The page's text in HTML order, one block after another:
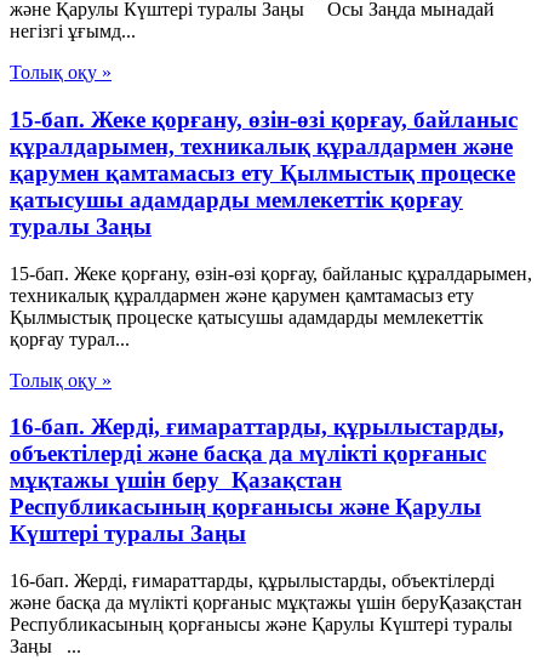
және Қарулы Күштері туралы Заңы Осы Заңда мынадай
негізгі ұғымд...
Толық оқу »
15-бап. Жеке қорғану, өзін-өзі қорғау, байланыс
құралдарымен, техникалық құралдармен және
қарумен қамтамасыз ету Қылмыстық процеске
қатысушы адамдарды мемлекеттік қорғау
туралы Заңы
15-бап. Жеке қорғану, өзін-өзі қорғау, байланыс құралдарымен,
техникалық құралдармен және қарумен қамтамасыз ету
Қылмыстық процеске қатысушы адамдарды мемлекеттік
қорғау турал...
Толық оқу »
16-бап. Жердi, ғимараттарды, құрылыстарды,
объектiлердi және басқа да мүлікті қорғаныс
мұқтажы үшiн беру Қазақстан
Республикасының қорғанысы және Қарулы
Күштері туралы Заңы
16-бап. Жердi, ғимараттарды, құрылыстарды, объектiлердi
және басқа да мүлікті қорғаныс мұқтажы үшiн беруҚазақстан
Республикасының қорғанысы және Қарулы Күштері туралы
Заңы ...